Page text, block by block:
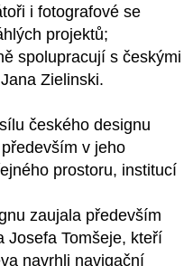
i fotografové se
projektů;
spolupracují s českými
Zielinski.
českého designu
v jeho
prostoru, institucí
zaujala především
Josefa Tomšeje, kteří
navrhli navigační